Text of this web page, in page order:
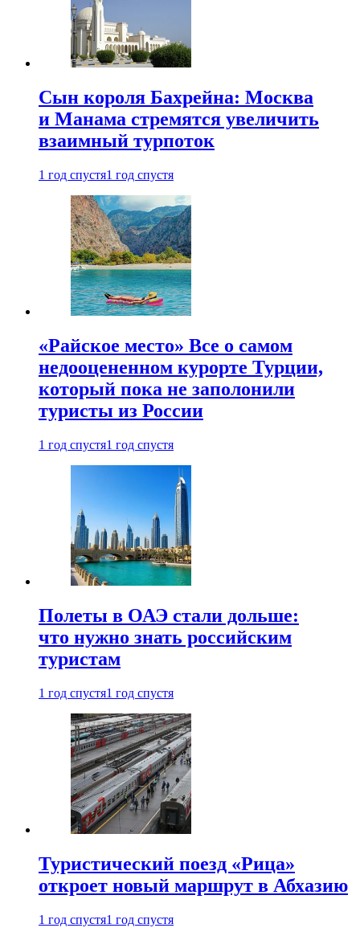
Сын короля Бахрейна: Москва
и Манама стремятся увеличить
взаимный турпоток
1 год спустя1 год спустя
«Райское место» Все о самом
недооцененном курорте Турции,
который пока не заполонили
туристы из России
1 год спустя1 год спустя
Полеты в ОАЭ стали дольше:
что нужно знать российским
туристам
1 год спустя1 год спустя
Туристический поезд «Рица»
откроет новый маршрут в Абхазию
1 год спустя1 год спустя